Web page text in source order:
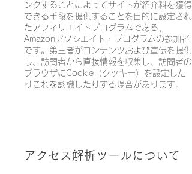
ンクすることによってサイトが紹介料を獲得
できる手段を提供することを目的に設定され
たアフィリエイトプログラムである、
Amazonアソシエイト・プログラムの参加者
です。第三者がコンテンツおよび宣伝を提供
し、訪問者から直接情報を収集し、訪問者の
ブラウザにCookie（クッキー）を設定した
りこれを認識したりする場合があります。
アクセス解析ツールについて